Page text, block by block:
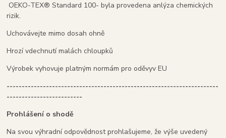
OEKO-TEX® Standard 100- byla provedena anlýza chemických
rizik.
Uchovávejte mimo dosah ohně
Hrozí vdechnutí malách chloupků
Výrobek vyhovuje platným normám pro oděvyv EU
----------------------------------------------------------------------
-------------------------
Prohlášení o shodě
Na svou výhradní odpovědnost prohlašujeme, že výše uvedený